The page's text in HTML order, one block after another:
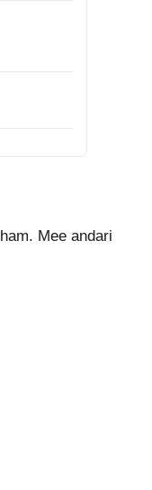
Mee andari